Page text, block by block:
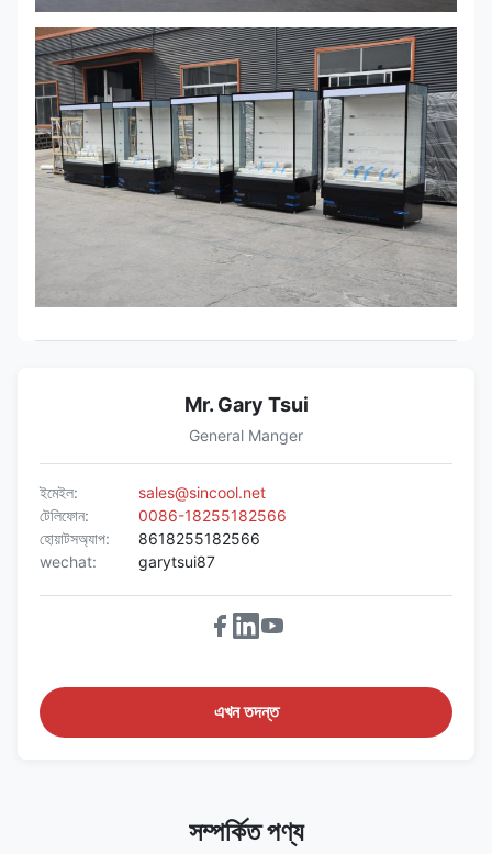
Mr. Gary Tsui
General Manger
ইমেইল:
sales@sincool.net
টেলিফোন:
0086-18255182566
হোয়াটসঅ্যাপ:
8618255182566
wechat:
garytsui87
এখন তদন্ত
সম্পর্কিত পণ্য